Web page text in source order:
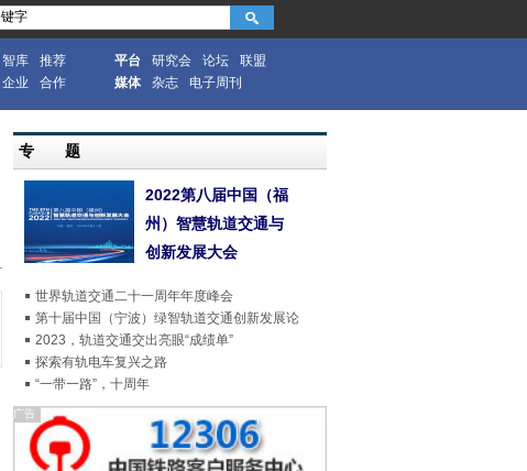
智库
推荐
企业 合作
平台 研究会 论坛
联盟
媒体
杂志 电子周刊
专 题
2022第八届中国（福
州）智慧轨道交通与
创新发展大会
世界轨道交通二十一周年年度峰会
第十届中国（宁波）绿智轨道交通创新发展论
2023，轨道交通交出亮眼“成绩单”
探索有轨电车复兴之路
“一带一路”，十周年
广告